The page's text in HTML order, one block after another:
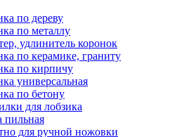
по дереву
по металлу
удлинитель коронок
по керамике, граниту
по кирпичу
универсальная
по бетону
для лобзика
пильная
для ручной ножовки